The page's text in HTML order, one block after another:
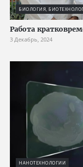
БИОЛОГИЯ,
Работа
3 Декабрь, 2024
НАНОТЕХНОЛОГИИ